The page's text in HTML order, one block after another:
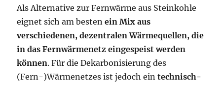
Als Alternative zur Fernwärme aus Steinkohle
eignet sich am bestenein Mix aus
verschiedenen, dezentralen Wärmequellen, die
in das Fernwärmenetz eingespeist werden
können. Für die Dekarbonisierung des
(Fern-)Wärmenetzes ist jedoch eintechnisch-